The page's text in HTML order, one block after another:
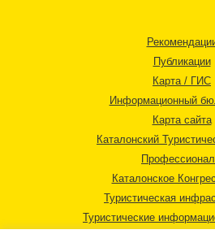
Публикации
Карта / ГИС
Информационный
Карта сайта
Каталонский
Каталонское
Туристическая
Туристические